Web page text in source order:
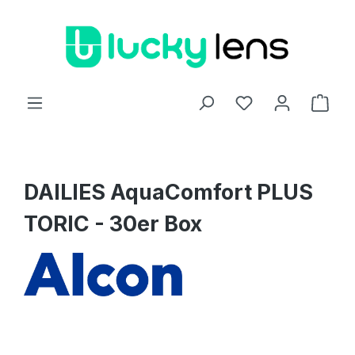
DAILIES AquaComfort PLUS
TORIC - 30er Box